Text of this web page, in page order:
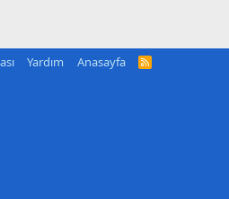
Yardım Anasayfa
R